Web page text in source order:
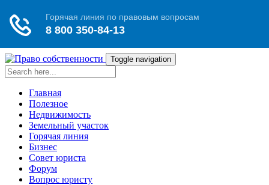
Toggle navigation
Главная
Полезное
Недвижимость
Земельный участок
Горячая линия
Бизнес
Совет юриста
Форум
Вопрос юристу